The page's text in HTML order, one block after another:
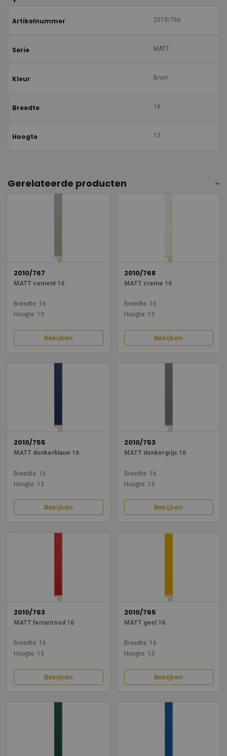
Artikelnummer 2010/766
Serie MATT
Kleur Bruin
Breedte 16
Hoogte 13
Gerelateerde producten
2010/767
MATT cement 16
Breedte: 16
Hoogte: 13
Bekijken
2010/768
MATT creme 16
Breedte: 16
Hoogte: 13
Bekijken
2010/755
MATT donkerblauw 16
Breedte: 16
Hoogte: 13
Bekijken
2010/753
MATT donkergrijs 16
Breedte: 16
Hoogte: 13
Bekijken
2010/763
MATT ferrarirood 16
Breedte: 16
Hoogte: 13
Bekijken
2010/765
MATT geel 16
Breedte: 16
Hoogte: 13
Bekijken